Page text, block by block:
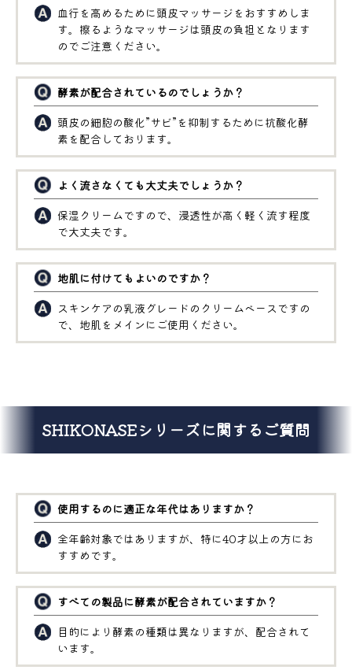
血行を高めるために頭皮マッサージをおすすめしま
す。擦るようなマッサージは頭皮の負担となります
のでご注意ください。
酵素が配合されているのでしょうか？
頭皮の細胞の酸化”サビ”を抑制するために抗酸化酵
素を配合しております。
よく流さなくても大丈夫でしょうか？
保湿クリームですので、浸透性が高く軽く流す程度
で大丈夫です。
地肌に付けてもよいのですか？
スキンケアの乳液グレードのクリームベースですの
で、地肌をメインにご使用ください。
SHIKONASEシリーズに関するご質問
使用するのに適正な年代はありますか？
全年齢対象ではありますが、特に40才以上の方にお
すすめです。
すべての製品に酵素が配合されていますか？
目的により酵素の種類は異なりますが、配合されて
います。